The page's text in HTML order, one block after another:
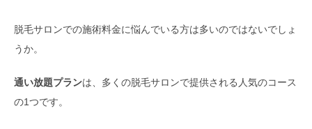
脱毛サロンでの施術料金に悩んでいる方は多いのではないでしょ
うか。
通い放題プランは、多くの脱毛サロンで提供される人気のコース
の1つです。